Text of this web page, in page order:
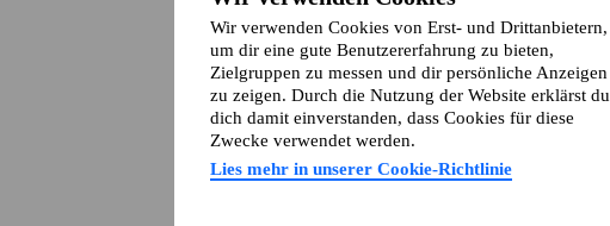
Wir verwenden Cookies von Erst- und Drittanbietern,
um dir eine gute Benutzererfahrung zu bieten,
Zielgruppen zu messen und dir persönliche Anzeigen
zu zeigen. Durch die Nutzung der Website erklärst du
dich damit einverstanden, dass Cookies für diese
Zwecke verwendet werden.
Lies mehr in unserer Cookie-Richtlinie